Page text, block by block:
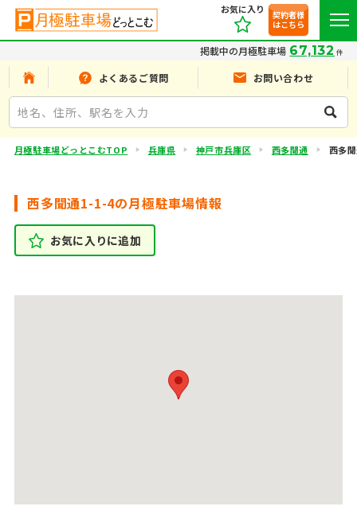
お気に入り
契約者様
はこちら
掲載中の月極駐車場 67,132 件
よくあるご質問 お問い合わせ
月極駐車場どっとこむTOP 兵庫県 神戸市兵庫区 西多聞通 西多
西多聞通1-1-4の月極駐車場情報
お気に入りに追加